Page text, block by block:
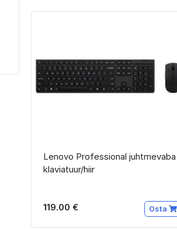
Lenovo Professional juhtmevaba
klaviatuur/hiir
119.00 € Osta